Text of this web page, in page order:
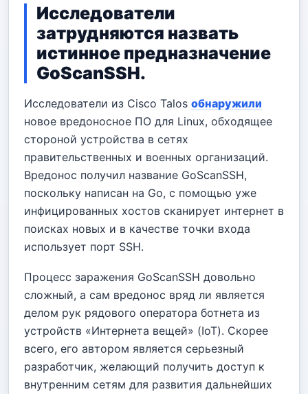
Исследователи
затрудняются назвать
истинное предназначение
GoScanSSH.
Исследователи из Cisco Talos обнаружили
новое вредоносное ПО для Linux, обходящее
стороной устройства в сетях
правительственных и военных организаций.
Вредонос получил название GoScanSSH,
поскольку написан на Go, с помощью уже
инфицированных хостов сканирует интернет в
поисках новых и в качестве точки входа
использует порт SSH.
Процесс заражения GoScanSSH довольно
сложный, а сам вредонос вряд ли является
делом рук рядового оператора ботнета из
устройств «Интернета вещей» (IoT). Скорее
всего, его автором является серьезный
разработчик, желающий получить доступ к
внутренним сетям для развития дальнейших